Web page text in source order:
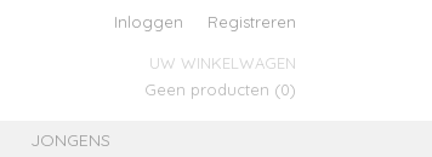
Inloggen Registreren
UW WINKELWAGEN
Geen producten (0)
JONGENS